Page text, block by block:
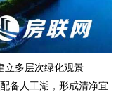
立多层次绿化观景
备人工湖，形成清净宜